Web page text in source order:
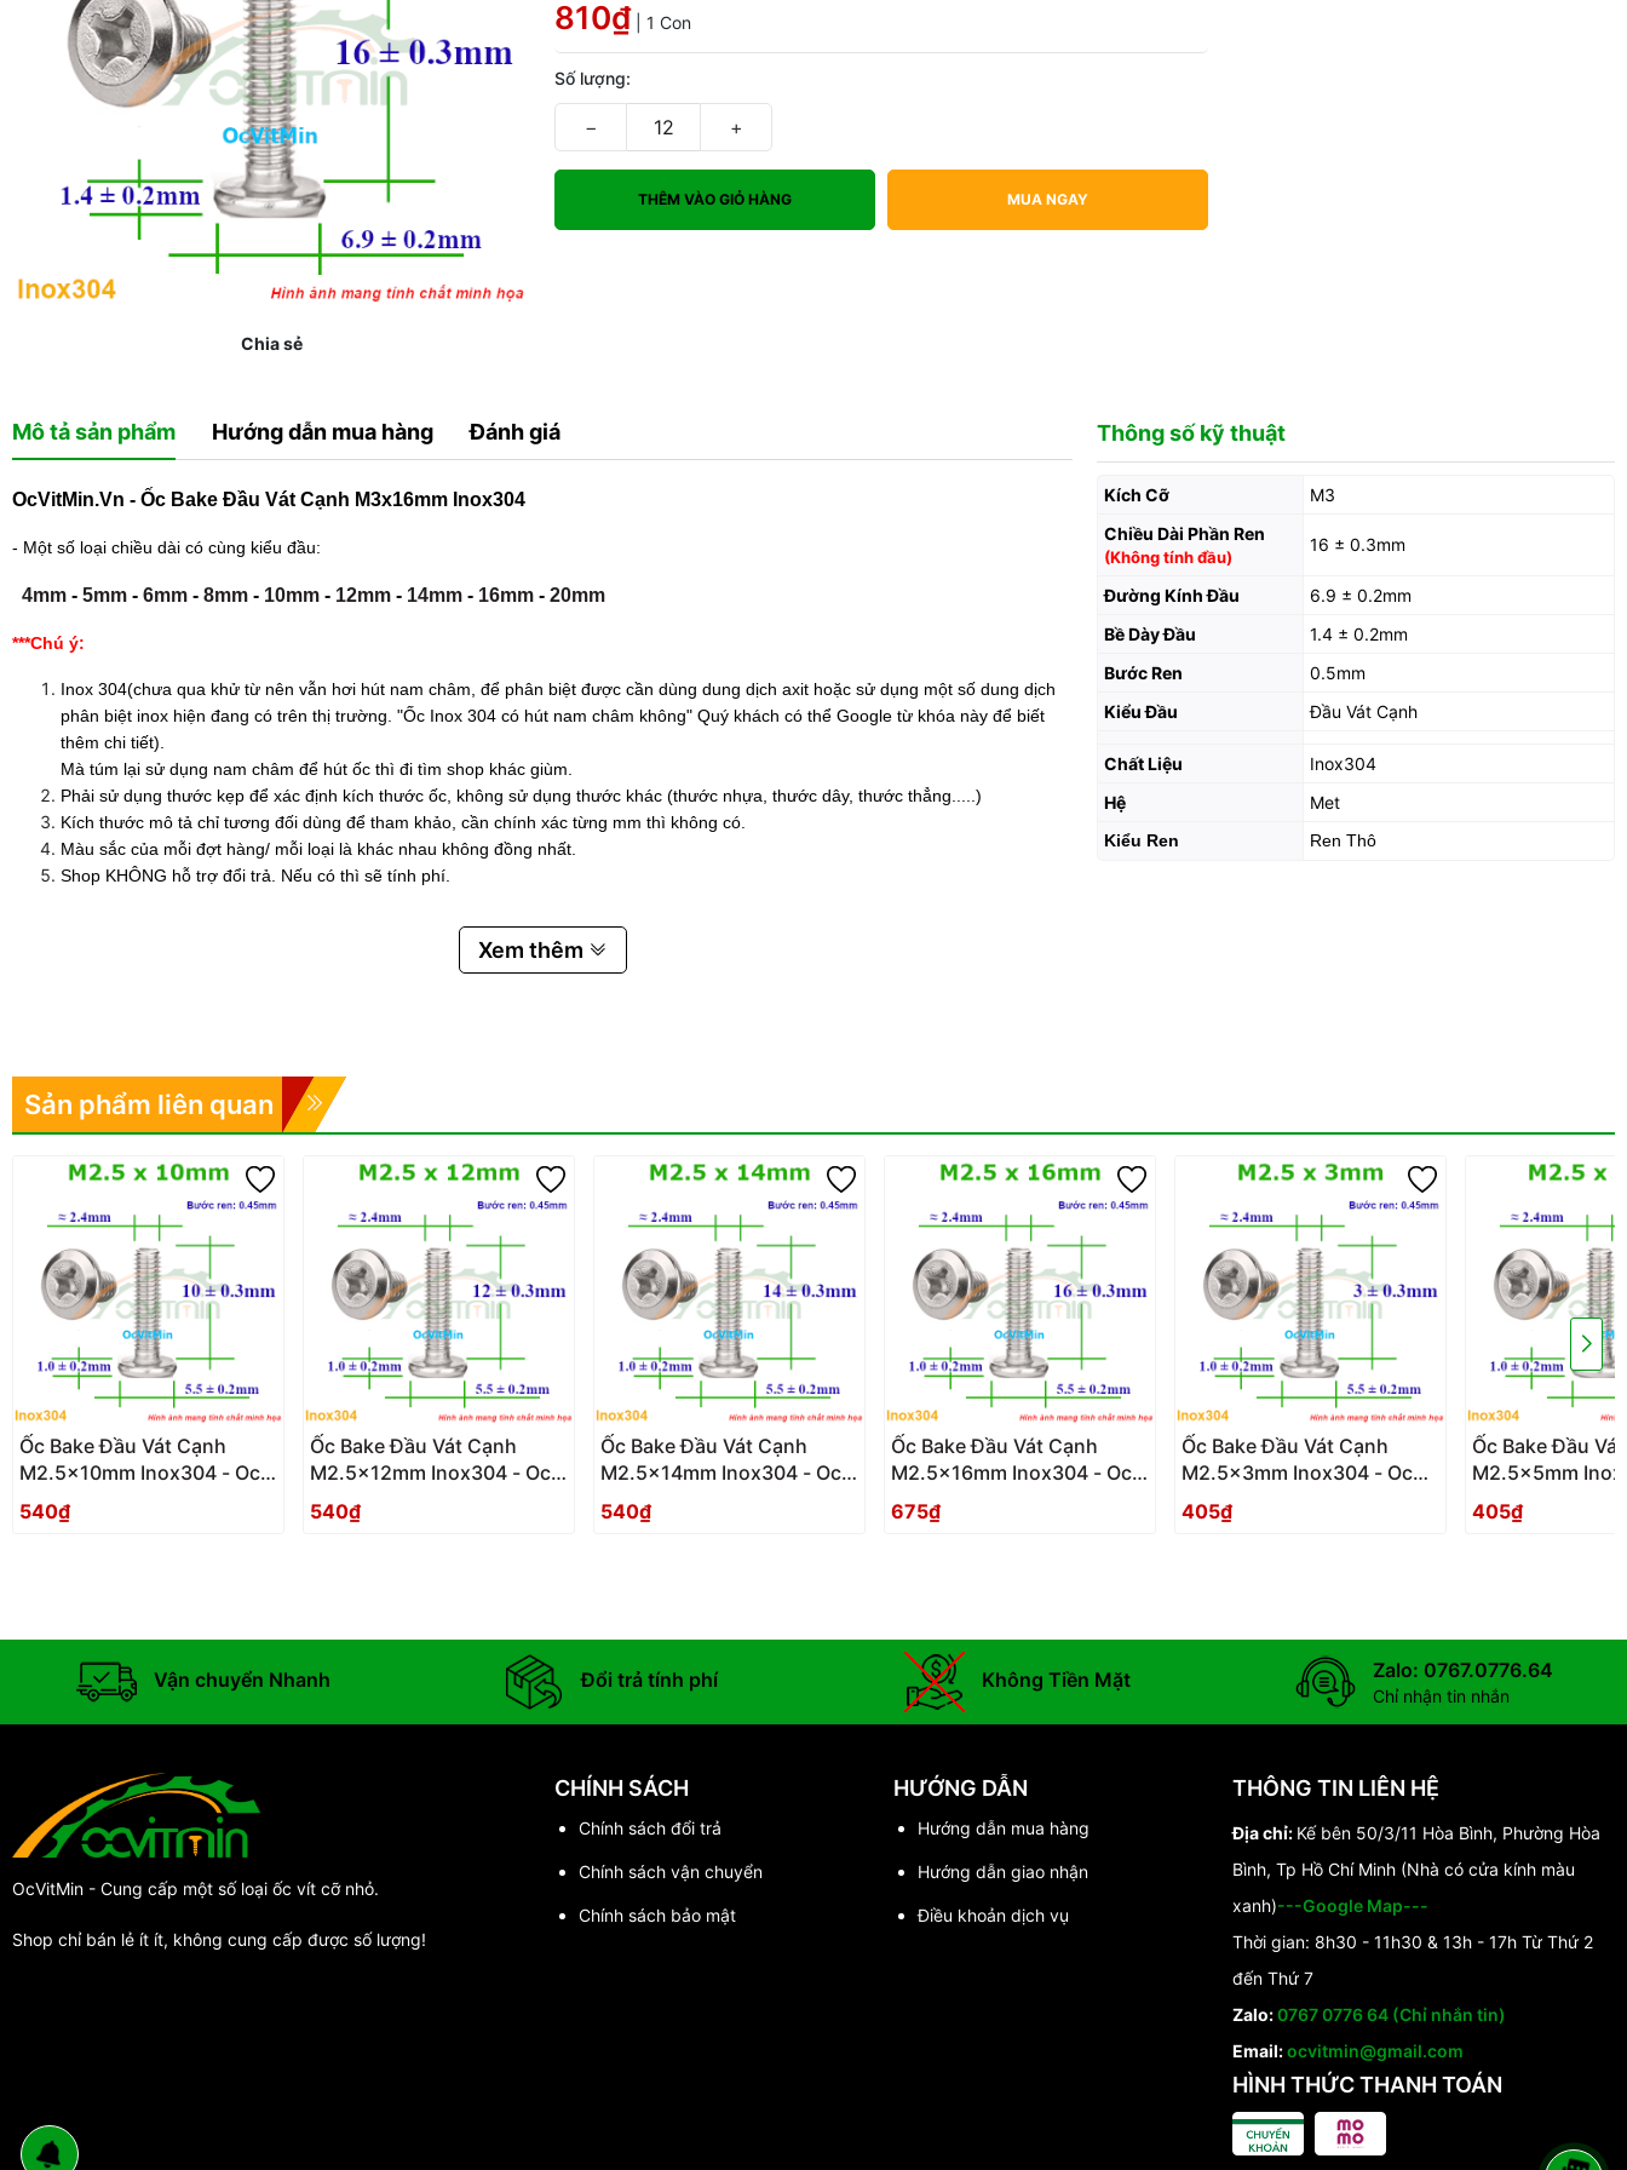
Chia sẻ
810₫ | 1 Con
Số lượng:
− +
THÊM VÀO GIỎ HÀNG MUA NGAY
Mô tả sản phẩm Hướng dẫn mua hàng Đánh giá
OcVitMin.Vn - Ốc Bake Đầu Vát Cạnh M3x16mm Inox304
- Một số loại chiều dài có cùng kiểu đầu:
4mm - 5mm - 6mm - 8mm - 10mm - 12mm - 14mm - 16mm - 20mm
***Chú ý:
Inox 304(chưa qua khử từ nên vẫn hơi hút nam châm, để phân biệt được cần dùng dung dịch axit hoặc sử dụng một số dung dịch
phân biệt inox hiện đang có trên thị trường. "Ốc Inox 304 có hút nam châm không" Quý khách có thể Google từ khóa này để biết
thêm chi tiết).
Mà túm lại sử dụng nam châm để hút ốc thì đi tìm shop khác giùm.
Phải sử dụng thước kẹp để xác định kích thước ốc, không sử dụng thước khác (thước nhựa, thước dây, thước thẳng.....)
Kích thước mô tả chỉ tương đối dùng để tham khảo, cần chính xác từng mm thì không có.
Màu sắc của mỗi đợt hàng/ mỗi loại là khác nhau không đồng nhất.
Shop KHÔNG hỗ trợ đổi trả. Nếu có thì sẽ tính phí.
Xem thêm
Thông số kỹ thuật
Kích Cỡ
M3
Chiều Dài Phần Ren
(Không tính đầu)
16 ± 0.3mm
Đường Kính Đầu
6.9 ± 0.2mm
Bề Dày Đầu
1.4 ± 0.2mm
Bước Ren
0.5mm
Kiểu Đầu
Đầu Vát Cạnh
Chất Liệu
Inox304
Hệ
Met
Kiểu Ren Ren Thô
Sản phẩm liên quan
Ốc Bake Đầu Vát Cạnh
M2.5x10mm Inox304 - Oc
PaKe Dau Vat Canh
540₫
Ốc Bake Đầu Vát Cạnh
M2.5x12mm Inox304 - Oc
PaKe Dau Vat Canh
540₫
Ốc Bake Đầu Vát Cạnh
M2.5x14mm Inox304 - Oc
PaKe Dau Vat Canh
540₫
Ốc Bake Đầu Vát Cạnh
M2.5x16mm Inox304 - Oc
PaKe Dau Vat Canh
675₫
Ốc Bake Đầu Vát Cạnh
M2.5x3mm Inox304 - Oc
PaKe Dau Vat Canh
405₫
Ốc Bake Đầu
M2.5x5mm
PaKe Dau Vat
405₫
Vận chuyển Nhanh Đổi trả tính phí Không Tiền Mặt Zalo: 0767.0776.64
Chỉ nhận tin nhắn
OcVitMin - Cung cấp một số loại ốc vít cỡ nhỏ.
Shop chỉ bán lẻ ít ít, không cung cấp được số lượng!
CHÍNH SÁCH
Chính sách đổi trả
Chính sách vận chuyển
Chính sách bảo mật
HƯỚNG DẪN
Hướng dẫn mua hàng
Hướng dẫn giao nhận
Điều khoản dịch vụ
THÔNG TIN LIÊN HỆ
Địa chỉ: Kế bên 50/3/11 Hòa Bình, Phường Hòa
Bình, Tp Hồ Chí Minh (Nhà có cửa kính màu
xanh)---Google Map---
Thời gian: 8h30 - 11h30 & 13h - 17h Từ Thứ 2
đến Thứ 7
Zalo:0767 0776 64 (Chỉ nhắn tin)
Email:ocvitmin@gmail.com
HÌNH THỨC THANH TOÁN